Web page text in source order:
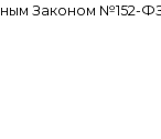
Законом №152-